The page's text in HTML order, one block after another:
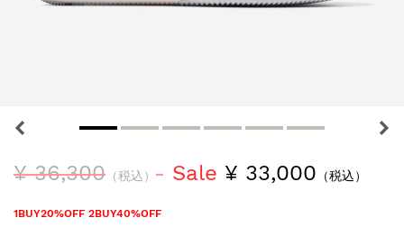
¥ 36,300 （税込） Sale ¥ 33,000 （税込）
1BUY20%OFF 2BUY40%OFF